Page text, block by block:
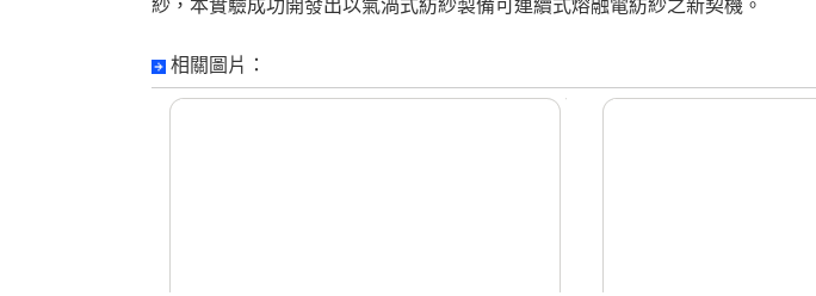
紗，本實驗成功開發出以氣渦式紡紗製備可連續式熔融電紡紗之新契機。
相關圖片：